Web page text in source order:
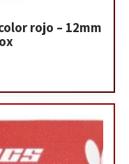
rojo – 12mm